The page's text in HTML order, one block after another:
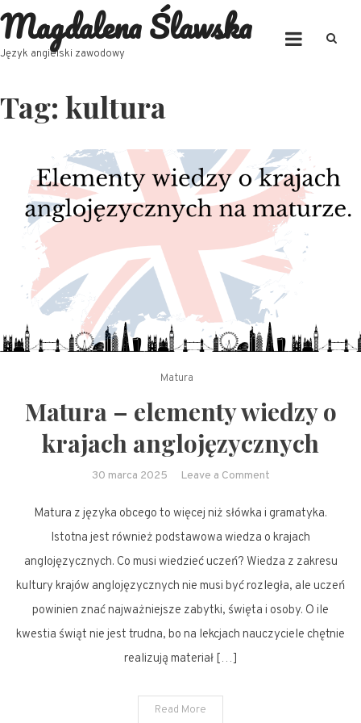
Skip
to
content
Magdalena Ślawska
Język angielski zawodowy
Tag: kultura
Matura
Matura – elementy wiedzy o
krajach anglojęzycznych
30 marca 2025 Leave a Commenton
–
elementy
wiedzy
krajach
anglojęzycznych
Matura z języka obcego to więcej niż słówka i gramatyka.
Istotna jest również podstawowa wiedza o krajach
anglojęzycznych. Co musi wiedzieć uczeń? Wiedza z zakresu
kultury krajów anglojęzycznych nie musi być rozległa, ale uczeń
powinien znać najważniejsze zabytki, święta i osoby. O ile
kwestia świąt nie jest trudna, bo na lekcjach nauczyciele chętnie
realizują materiał […]
Read More